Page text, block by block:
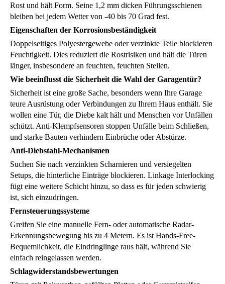
Rost und hält Form. Seine 1,2 mm dicken Führungsschienen
bleiben bei jedem Wetter von -40 bis 70 Grad fest.
Eigenschaften der Korrosionsbeständigkeit
Doppelseitiges Polyestergewebe oder verzinkte Teile blockieren
Feuchtigkeit. Dies reduziert die Rostrisiken und hält die Türen
länger, insbesondere an feuchten, feuchten Stellen.
Wie beeinflusst die Sicherheit die Wahl der Garagentür?
Sicherheit ist eine große Sache, besonders wenn Ihre Garage
teure Ausrüstung oder Verbindungen zu Ihrem Haus enthält. Sie
wollen eine Tür, die Diebe kalt hält und Menschen vor Unfällen
schützt. Anti-Klempfsensoren stoppen Unfälle beim Schließen,
und starke Bauten verhindern Einbrüche oder Abstürze.
Anti-Diebstahl-Mechanismen
Suchen Sie nach verzinkten Scharnieren und versiegelten
Setups, die hinterliche Einträge blockieren. Linkage Interlocking
fügt eine weitere Schicht hinzu, so dass es für jeden schwierig
ist, sich einzudringen.
Fernsteuerungssysteme
Greifen Sie eine manuelle Fern- oder automatische Radar-
Erkennungsbewegung bis zu 4 Metern. Es ist Hands-Free-
Bequemlichkeit, die Eindringlinge raus hält, während Sie
einfach reingelassen werden.
Schlagwiderstandsbewertungen